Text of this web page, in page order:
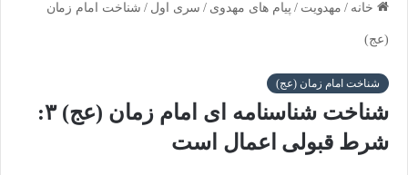
خانه / مهدویت / پیام های مهدوی / سری اول / شناخت امام زمان
(عج)
شناخت امام زمان (عج)
شناخت شناسنامه ای امام زمان (عج) ۳:
شرط قبولی اعمال است